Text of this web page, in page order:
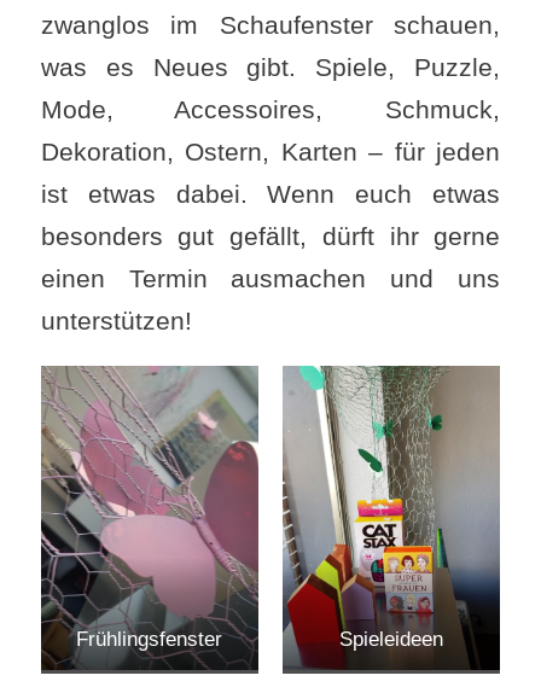
zwanglos im Schaufenster schauen,
was es Neues gibt. Spiele, Puzzle,
Mode, Accessoires, Schmuck,
Dekoration, Ostern, Karten – für jeden
ist etwas dabei. Wenn euch etwas
besonders gut gefällt, dürft ihr gerne
einen Termin ausmachen und uns
unterstützen!
Frühlingsfenster Spieleideen